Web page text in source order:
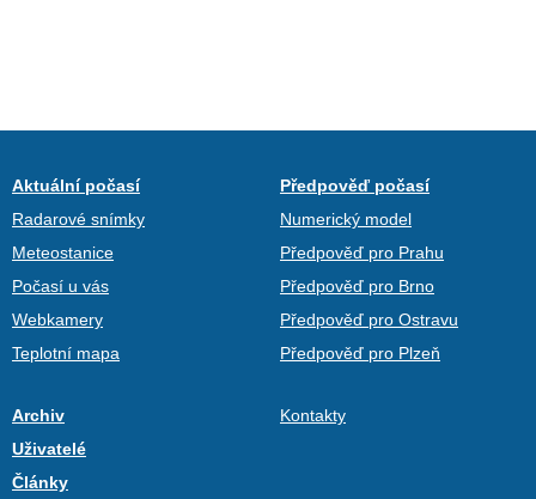
Aktuální počasí
Radarové snímky
Meteostanice
Počasí u vás
Webkamery
Teplotní mapa
Předpověď počasí
Numerický model
Předpověď pro Prahu
Předpověď pro Brno
Předpověď pro Ostravu
Předpověď pro Plzeň
Archiv
Uživatelé
Články
Kontakty